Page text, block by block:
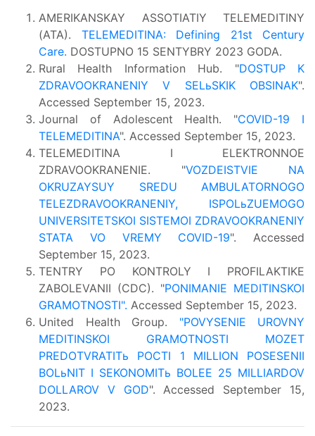
AMERIKANSKAY ASSOTIATIY TELEMEDITINY
(ATA). TELEMEDITINA: Defining 21st Century
Care. DOSTUPNO 15 SENTYBRY 2023 GODA.
Rural Health Information Hub. "DOSTUP K
ZDRAVOOKRANENIY V SELьSKIK OBSINAK".
Accessed September 15, 2023.
Journal of Adolescent Health. "COVID-19 I
TELEMEDITINA". Accessed September 15, 2023.
TELEMEDITINA I ELEKTRONNOE
ZDRAVOOKRANENIE. "VOZDEISTVIE NA
OKRUZAYSUY SREDU AMBULATORNOGO
TELEZDRAVOOKRANENIY, ISPOLьZUEMOGO
UNIVERSITETSKOI SISTEMOI ZDRAVOOKRANENIY
STATA VO VREMY COVID-19". Accessed
September 15, 2023.
TENTRY PO KONTROLY I PROFILAKTIKE
ZABOLEVANII (CDC). "PONIMANIE MEDITINSKOI
GRAMOTNOSTI". Accessed September 15, 2023.
United Health Group. "POVYSENIE UROVNY
MEDITINSKOI GRAMOTNOSTI MOZET
PREDOTVRATITь POCTI 1 MILLION POSESENII
BOLьNIT I SEKONOMITь BOLEE 25 MILLIARDOV
DOLLAROV V GOD". Accessed September 15,
2023.